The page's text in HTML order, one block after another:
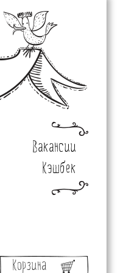
Вакансии
Кэшбек
Корзина